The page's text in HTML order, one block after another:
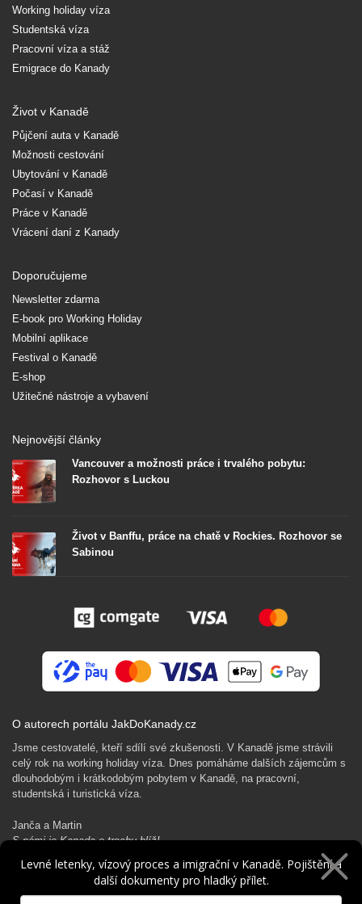
Working holiday víza
Studentská víza
Pracovní víza a stáž
Emigrace do Kanady
Život v Kanadě
Půjčení auta v Kanadě
Možnosti cestování
Ubytování v Kanadě
Počasí v Kanadě
Práce v Kanadě
Vrácení daní z Kanady
Doporučujeme
Newsletter zdarma
E-book pro Working Holiday
Mobilní aplikace
Festival o Kanadě
E-shop
Užitečné nástroje a vybavení
Nejnovější články
Vancouver a možnosti práce i trvalého pobytu:
Rozhovor s Luckou
Život v Banffu, práce na chatě v Rockies. Rozhovor se
Sabinou
O autorech portálu JakDoKanady.cz
Jsme cestovatelé, kteří sdílí své zkušenosti. V Kanadě jsme strávili
celý rok na working holiday víza. Dnes pomáháme dalších zájemcům s
dlouhodobým i krátkodobým pobytem v Kanadě, na pracovní,
studentská i turistická víza.
Janča a Martin
S námi je Kanada o trochu blíž!
Rádi Ti pomůžeme s kanadským dobrodružstvím…
Levné letenky, vízový proces a imigrační v Kanadě. Pojištění a
další dokumenty pro hladký přílet.